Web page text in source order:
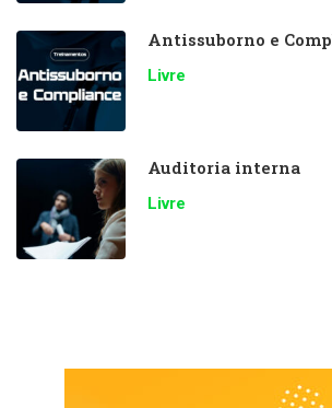
Antissuborno e
Livre
Auditoria interna
Livre